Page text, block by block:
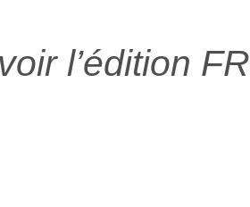
l’édition